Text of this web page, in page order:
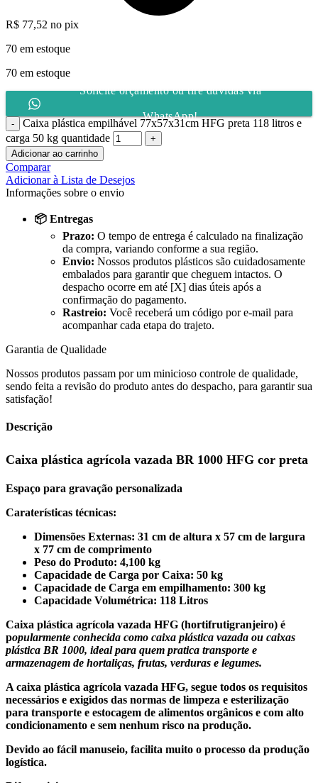
R$ 77,52 no pix
70 em estoque
70 em estoque
Solicite orçamento ou tire dúvidas via
WhatsApp!
Caixa plástica empilhável 77x57x31cm HFG preta 118 litros e
carga 50 kg quantidade
Adicionar ao carrinho
Comparar
Adicionar à Lista de Desejos
Informações sobre o envio
📦 Entregas
Prazo: O tempo de entrega é calculado na finalização
da compra, variando conforme a sua região.
Envio: Nossos produtos plásticos são cuidadosamente
embalados para garantir que cheguem intactos. O
despacho ocorre em até [X] dias úteis após a
confirmação do pagamento.
Rastreio: Você receberá um código por e-mail para
acompanhar cada etapa do trajeto.
Garantia de Qualidade
Nossos produtos passam por um minicioso controle de qualidade,
sendo feita a revisão do produto antes do despacho, para garantir sua
satisfação!
Descrição
Caixa plástica agrícola vazada BR 1000 HFG cor preta
Espaço para gravação personalizada
Caraterísticas técnicas:
Dimensões Externas: 31 cm de altura x 57 cm de largura
x 77 cm de comprimento
Peso do Produto: 4,100 kg
Capacidade de Carga por Caixa: 50 kg
Capacidade de Carga em empilhamento: 300 kg
Capacidade Volumétrica: 118 Litros
Caixa plástica agrícola vazada HFG (hortifrutigranjeiro) é
popularmente conhecida como caixa plástica vazada ou caixas
plástica BR 1000, ideal para quem pratica transporte e
armazenagem de hortaliças, frutas, verduras e legumes.
A caixa plástica agrícola vazada HFG, segue todos os requisitos
necessários e exigidos das normas de limpeza e esterilização
para transporte e estocagem de alimentos orgânicos e com alto
condicionamento e sem nenhum risco na produção.
Devido ao fácil manuseio, facilita muito o processo da produção
logística.